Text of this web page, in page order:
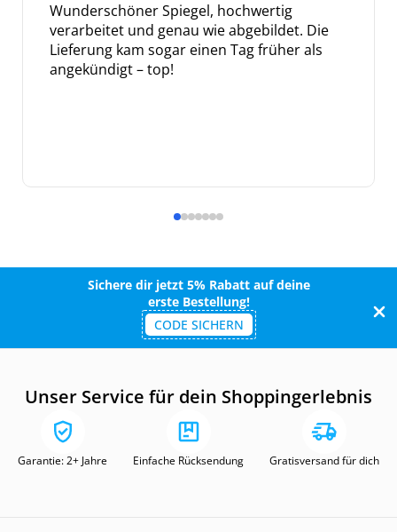
Wunderschöner Spiegel, hochwertig
verarbeitet und genau wie abgebildet. Die
Lieferung kam sogar einen Tag früher als
angekündigt – top!
Sichere dir jetzt 5% Rabatt auf deine
erste Bestellung!
CODE SICHERN
Unser Service für dein Shoppingerlebnis
Garantie: 2+ Jahre Einfache Rücksendung Gratisversand für dich